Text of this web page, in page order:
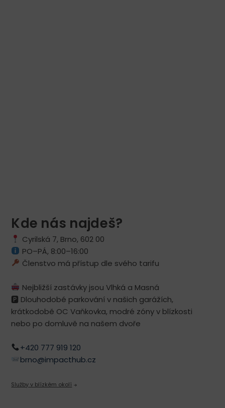
Kde nás najdeš?
Cyrilská 7, Brno, 602 00
PO–PÁ, 8:00–16:00
Členstvo má přístup dle svého tarifu
Nejbližší zastávky jsou Vlhká a Masná
🅿 ️Dlouhodobé parkování v našich garážích,
krátkodobě OC Vaňkovka, modré zóny v blízkosti
nebo po domluvě na našem dvoře
+420 777 919 120
brno@impacthub.cz
Služby v blízkém okolí